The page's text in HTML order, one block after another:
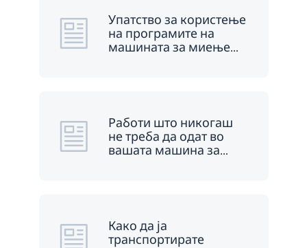
Упатство за користење
на програмите на
машината за миење…
Работи што никогаш
не треба да одат во
вашата машина за…
Како да ја
транспортирате